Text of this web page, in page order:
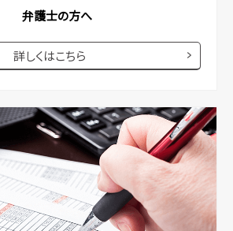
弁護士の方へ
詳しくはこちら